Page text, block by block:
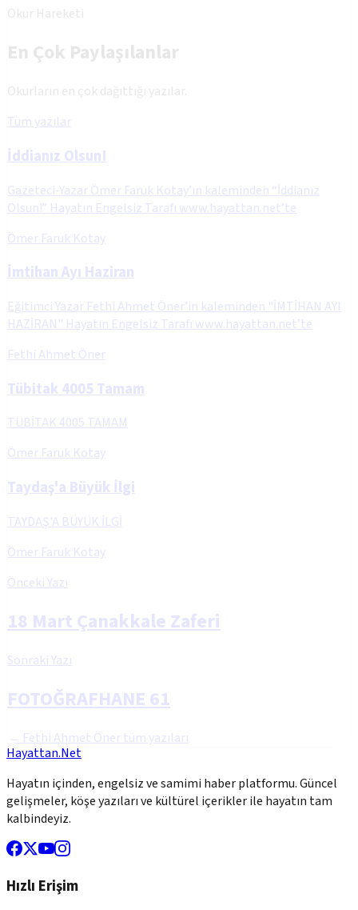
Okur Hareketi
En Çok Paylaşılanlar
Okurların en çok dağıttığı yazılar.
Tüm yazılar
İddianız Olsun!
Gazeteci-Yazar Ömer Faruk Kotay’ın kaleminden “İddianız
Olsun!” Hayatın Engelsiz Tarafı www.hayattan.net’te
Ömer Faruk Kotay
İmtihan Ayı Haziran
Eğitimci Yazar Fethi Ahmet Öner’in kaleminden "İMTİHAN AYI
HAZİRAN" Hayatın Engelsiz Tarafı www.hayattan.net’te
Fethi Ahmet Öner
Tübitak 4005 Tamam
TÜBİTAK 4005 TAMAM
Ömer Faruk Kotay
Taydaş'a Büyük İlgi
TAYDAŞ'A BÜYÜK İLGİ
Ömer Faruk Kotay
Önceki Yazı
18 Mart Çanakkale Zaferi
Sonraki Yazı
FOTOĞRAFHANE 61
← Fethi Ahmet Önertüm yazıları
Hayattan.Net
Hayatın içinden, engelsiz ve samimi haber platformu. Güncel
gelişmeler, köşe yazıları ve kültürel içerikler ile hayatın tam
kalbindeyiz.
Hızlı Erişim